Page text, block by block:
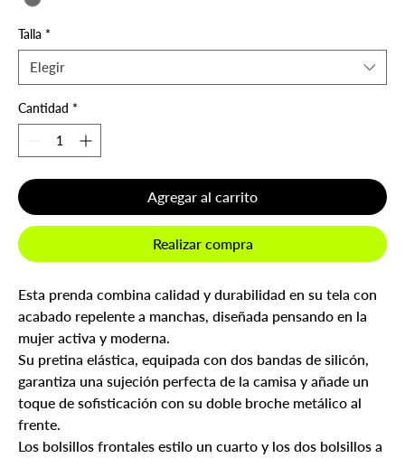
Talla *
Elegir
Cantidad *
Agregar al carrito
Realizar compra
Esta prenda combina calidad y durabilidad en su tela con
acabado repelente a manchas, diseñada pensando en la
mujer activa y moderna.
Su pretina elástica, equipada con dos bandas de silicón,
garantiza una sujeción perfecta de la camisa y añade un
toque de sofisticación con su doble broche metálico al
frente.
Los bolsillos frontales estilo un cuarto y los dos bolsillos a